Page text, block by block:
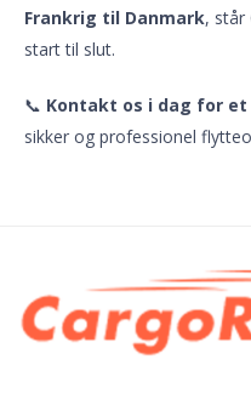
Frankrig til Danmark, står
start til slut.
📞 Kontakt os i dag for
sikker og professionel